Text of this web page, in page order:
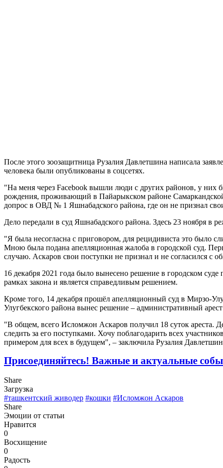
После этого зоозащитница Рузалия Давлетшина написала
человека были опубликованы в соцсетях.
"На меня через Facebook вышли люди с других районов, у них
рождения, проживающий в Пайарыкском районе Самаркандской
допрос в ОВД № 1 Яшнабадского района, где он не признал
Дело передали в суд Яшнабадского района. Здесь 23 ноября в
"Я была несогласна с приговором, для рецидивиста это было
Мною была подана апелляционная жалоба в городской суд.
случаю. Аскаров свои поступки не признал и не согласился с
16 декабря 2021 года было вынесено решение в городском
рамках закона и является справедливым решением.
Кроме того, 14 декабря прошёл апелляционный суд в Мирзо-
Улугбекского района вынес решение – административный
"В общем, всего Исломжон Аскаров получил 18 суток ареста.
следить за его поступками. Хочу поблагодарить всех
примером для всех в будущем", – заключила Рузалия
Присоединяйтесь! Важные и актуальные
Share
Загрузка
#ташкентский живодер #кошки #Исломжон Аскаров
Share
Эмоции от статьи
Нравится
0
Восхищение
0
Радость